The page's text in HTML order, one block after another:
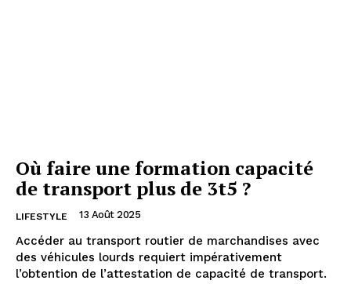
Où faire une formation capacité
de transport plus de 3t5 ?
LIFESTYLE 13 Août 2025
Accéder au transport routier de marchandises avec
des véhicules lourds requiert impérativement
l’obtention de l’attestation de capacité de transport.